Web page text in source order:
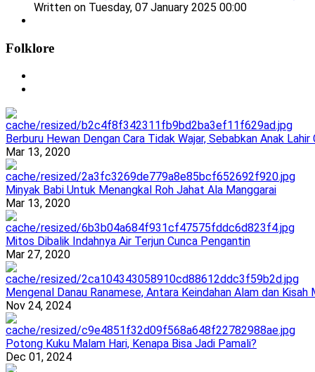
Written on Tuesday, 07 January 2025 00:00
Folklore
Berburu Hewan Dengan Cara Tidak Wajar, Sebabkan Anak Lahir
Mar 13, 2020
Minyak Babi Untuk Menangkal Roh Jahat Ala Manggarai
Mar 13, 2020
Mitos Dibalik Indahnya Air Terjun Cunca Pengantin
Mar 27, 2020
Mengenal Danau Ranamese, Antara Keindahan Alam dan Kisah
Nov 24, 2024
Potong Kuku Malam Hari, Kenapa Bisa Jadi Pamali?
Dec 01, 2024